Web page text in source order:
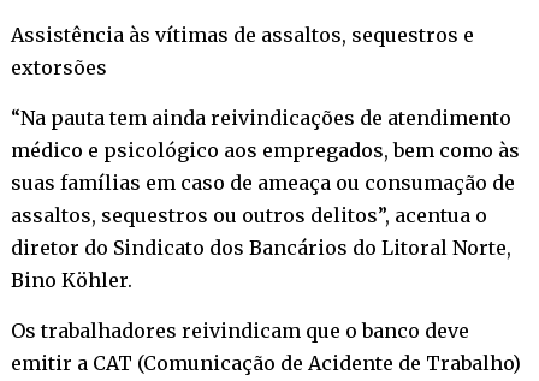
Assistência às vítimas de assaltos, sequestros e
extorsões
“Na pauta tem ainda reivindicações de atendimento
médico e psicológico aos empregados, bem como às
suas famílias em caso de ameaça ou consumação de
assaltos, sequestros ou outros delitos”, acentua o
diretor do Sindicato dos Bancários do Litoral Norte,
Bino Köhler.
Os trabalhadores reivindicam que o banco deve
emitir a CAT (Comunicação de Acidente de Trabalho)